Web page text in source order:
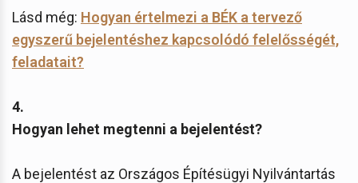
Lásd még: Hogyan értelmezi a BÉK a tervező
egyszerű bejelentéshez kapcsolódó felelősségét,
feladatait?
4.
Hogyan lehet megtenni a bejelentést?
A bejelentést az Országos Építésügyi Nyilvántartás